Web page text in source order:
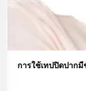
การใช้เทปปิดปากมี